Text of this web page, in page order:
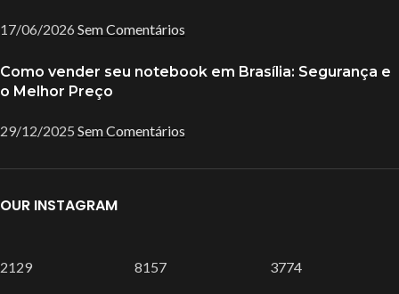
17/06/2026 Sem Comentários
Como vender seu notebook em Brasília: Segurança e
o Melhor Preço
29/12/2025 Sem Comentários
OUR INSTAGRAM
2129 8157 3774